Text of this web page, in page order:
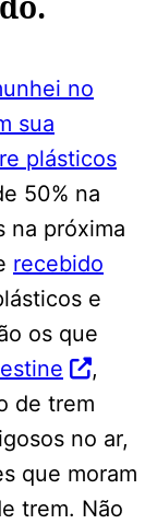
no
sua
plásticos
50% na
na próxima
recebido
e
os que
,
de trem
no ar,
que moram
trem. Não